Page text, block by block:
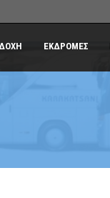
ΕΚΔΡΟΜΕΣ